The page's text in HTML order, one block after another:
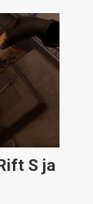
S ja